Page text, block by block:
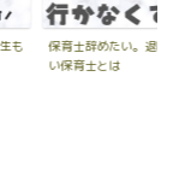
も
保育士辞めたい。退職
い保育士とは